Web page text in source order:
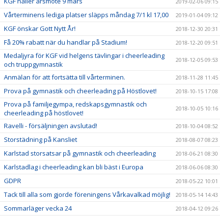
Vårterminens lediga platser släpps måndag 7/1 kl 17,00 2019-01-04 09:12
KGF önskar Gott Nytt År! 2018-12-30 20:31
Få 20% rabatt när du handlar på Stadium! 2018-12-20 09:51
Medaljyra för KGF vid helgens tävlingar i cheerleading
och truppgymnastik
2018-12-05 09:53
Anmälan för att fortsätta till vårterminen. 2018-11-28 11:45
Prova på gymnastik och cheerleading på Höstlovet! 2018-10-15 17:08
Prova på familjegympa, redskapsgymnastik och
cheerleading på höstlovet!
2018-10-05 10:16
Ravelli - försäljningen avslutad! 2018-10-04 08:52
Storstädning på Kansliet 2018-08-07 08:23
Karlstad storsatsar på gymnastik och cheerleading 2018-06-21 08:30
Karlstadlag i cheerleading kan bli bäst i Europa 2018-06-06 08:30
GDPR 2018-05-22 10:01
Tack till alla som gjorde föreningens Vårkavalkad möjlig! 2018-05-14 14:43
Sommarläger vecka 24 2018-04-12 09:26